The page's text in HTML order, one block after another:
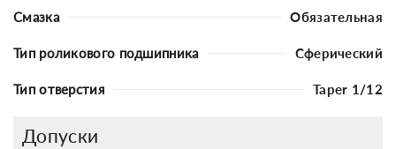
Смазка Обязательная
Тип роликового подшипника Сферический
Тип отверстия Taper 1/12
Допуски